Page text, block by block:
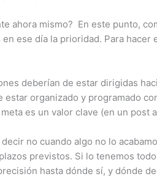
ahora mismo? En este punto,
ese día la prioridad. Para
deberían de estar dirigidas
organizado y programado
es un valor clave (en un
no cuando algo no lo
previstos. Si lo tenemos
hasta dónde sí, y dónde